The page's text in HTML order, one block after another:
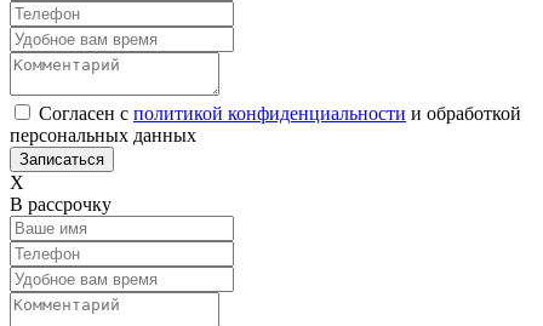
Согласен с политикой конфиденциальности и обработкой
персональных данных
Х
В рассрочку